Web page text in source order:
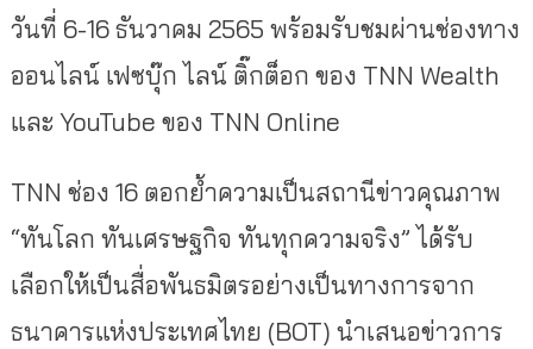
วันที่ 6-16 ธันวาคม 2565 พร้อมรับชมผ่านช่องทาง
ออนไลน์ เฟซบุ๊ก ไลน์ ติ๊กต็อก ของ TNN Wealth
และ YouTube ของ TNN Online
TNN ช่อง 16 ตอกย้ำความเป็นสถานีข่าวคุณภาพ
“ทันโลก ทันเศรษฐกิจ ทันทุกความจริง” ได้รับ
เลือกให้เป็นสื่อพันธมิตรอย่างเป็นทางการจาก
ธนาคารแห่งประเทศไทย (BOT) นำเสนอข่าวการ